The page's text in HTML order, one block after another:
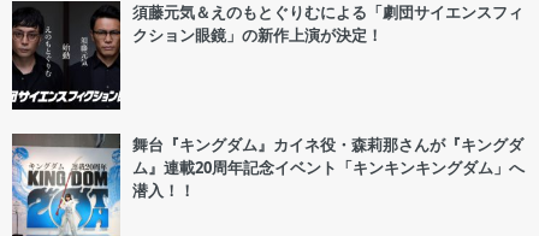
須藤元気＆えのもとぐりむによる「劇団サイエンスフィ
クション眼鏡」の新作上演が決定！
舞台『キングダム』カイネ役・森莉那さんが『キングダ
ム』連載20周年記念イベント「キンキンキングダム」へ
潜入！！